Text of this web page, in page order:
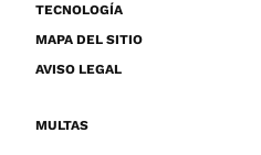
TECNOLOGÍA
MAPA DEL SITIO
AVISO LEGAL
MULTAS